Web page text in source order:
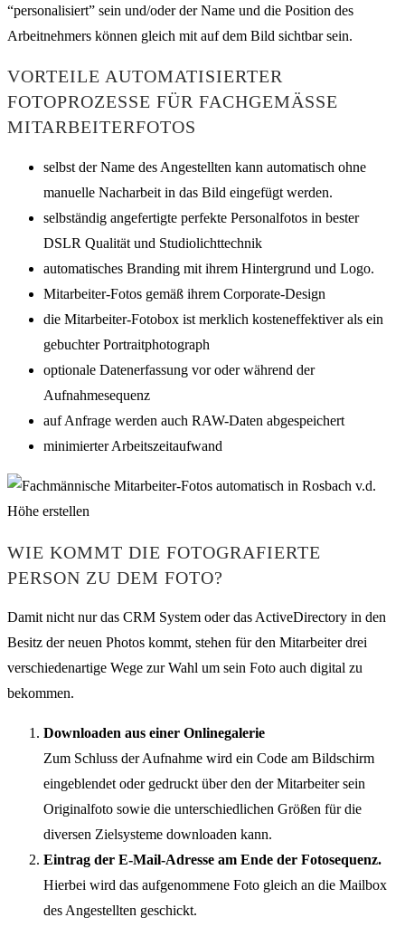
“personalisiert” sein und/oder der Name und die Position des
Arbeitnehmers können gleich mit auf dem Bild sichtbar sein.
VORTEILE AUTOMATISIERTER
FOTOPROZESSE FÜR FACHGEMÄSSE M
ITARBEITERFOTOS
selbst der Name des Angestellten kann automatisch ohne
manuelle Nacharbeit in das Bild eingefügt werden.
selbständig angefertigte perfekte Personalfotos in bester
DSLR Qualität und Studiolichttechnik
automatisches Branding mit ihrem Hintergrund und Logo.
Mitarbeiter-Fotos gemäß ihrem Corporate-Design
die Mitarbeiter-Fotobox ist merklich kosteneffektiver als ein
gebuchter Portraitphotograph
optionale Datenerfassung vor oder während der
Aufnahmesequenz
auf Anfrage werden auch RAW-Daten abgespeichert
minimierter Arbeitszeitaufwand
WIE KOMMT DIE FOTOGRAFIERTE
PERSON ZU DEM FOTO?
Damit nicht nur das CRM System oder das ActiveDirectory in den
Besitz der neuen Photos kommt, stehen für den Mitarbeiter drei
verschiedenartige Wege zur Wahl um sein Foto auch digital zu
bekommen.
Downloaden aus einer Onlinegalerie
Zum Schluss der Aufnahme wird ein Code am Bildschirm
eingeblendet oder gedruckt über den der Mitarbeiter sein
Originalfoto sowie die unterschiedlichen Größen für die
diversen Zielsysteme downloaden kann.
Eintrag der E-Mail-Adresse am Ende der Fotosequenz.
Hierbei wird das aufgenommene Foto gleich an die Mailbox
des Angestellten geschickt.